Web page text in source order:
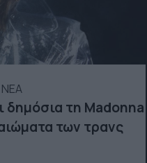
δημόσια τη Madonna
των τρανς